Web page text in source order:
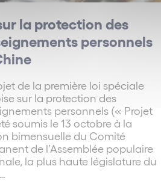
la protection des
personnels
de la première loi spéciale
sur la protection des
personnels (« Projet
soumis le 13 octobre à la
bimensuelle du Comité
de l’Assemblée populaire
la plus haute législature du